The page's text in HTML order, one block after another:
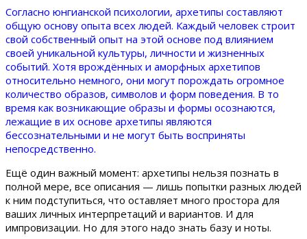
Согласно юнгианской психологии, архетипы составляют
общую основу опыта всех людей. Каждый человек строит
свой собственный опыт на этой основе под влиянием
своей уникальной культуры, личности и жизненных
событий. Хотя врождённых и аморфных архетипов
относительно немного, они могут порождать огромное
количество образов, символов и форм поведения. В то
время как возникающие образы и формы осознаются,
лежащие в их основе архетипы являются
бессознательными и не могут быть восприняты
непосредственно.
Ещё один важный момент: архетипы нельзя познать в
полной мере, все описания — лишь попытки разных людей
к ним подступиться, что оставляет много простора для
ваших личных интерпретаций и вариантов. И для
импровизации. Но для этого надо знать базу и ноты.